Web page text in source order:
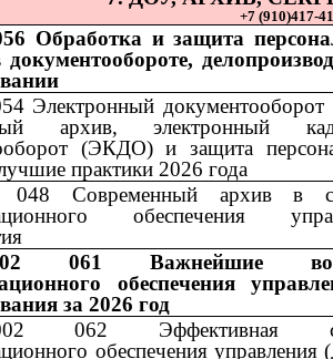
+7 (910)417-
Обработка и защита
Электронный
архив, электронный
(ЭКДО) и защита
практики 2026 года
Современный архив в
обеспечения
061 Важнейшие
обеспечения
за 2026 год
062 Эффективная
обеспечения